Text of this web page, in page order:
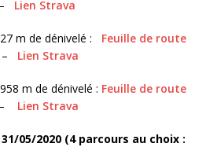
Lien Strava
m de dénivelé : Feuille de route
– Lien Strava
m de dénivelé : Feuille de route
– Lien Strava
05/2020 (4 parcours au choix :